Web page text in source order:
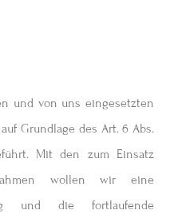
und von uns eingesetzten
Grundlage des Art. 6 Abs.
Mit den zum Einsatz
wollen wir eine
und die fortlaufende